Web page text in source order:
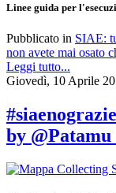
Linee guida per
Pubblicato in SIAE:
non avete mai osato
Leggi tutto...
Giovedì, 10 Aprile
by